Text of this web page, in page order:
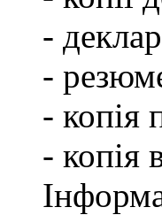
-
-
- копія
- копія